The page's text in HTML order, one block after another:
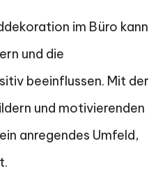
im Büro kann
und die
beeinflussen. Mit der
und motivierenden
anregendes Umfeld,